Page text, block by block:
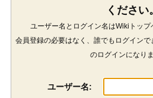
ください。
ユーザー名とログイン名はWikiトップ
会員登録の必要はなく、誰でもログイン
のログインになりま
ユーザー名: